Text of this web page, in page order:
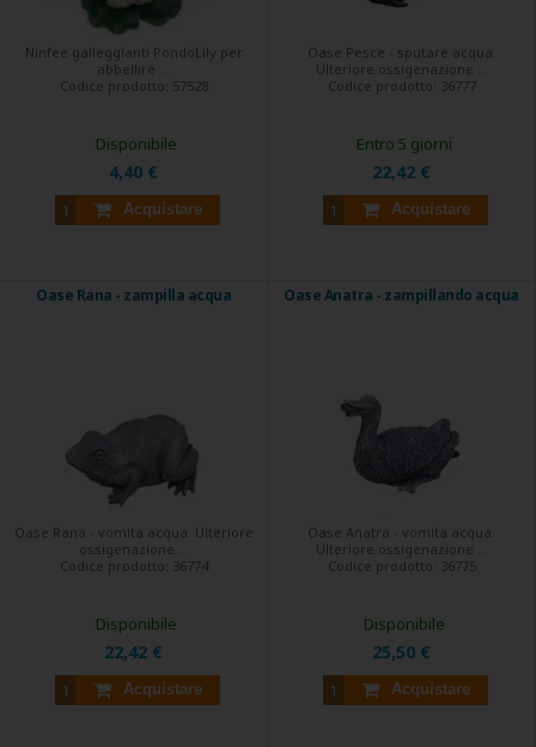
Ninfee galleggianti PondoLily per
abbellire ...
Codice prodotto: 57528
4,40 €
Acquistare
Disponibile
Oase Pesce - sputare acqua.
Ulteriore ossigenazione ...
Codice prodotto: 36777
22,42 €
Acquistare
Entro 5 giorni
Oase Rana - zampilla acqua
Oase Rana - vomita acqua. Ulteriore
ossigenazione ...
Codice prodotto: 36774
22,42 €
Acquistare
Disponibile
Oase Anatra - zampillando acqua
Oase Anatra - vomita acqua.
Ulteriore ossigenazione ...
Codice prodotto: 36775
25,50 €
Acquistare
Disponibile